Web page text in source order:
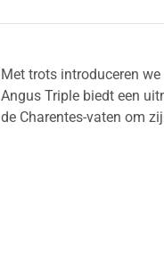
Met trots introduceren
Angus Triple biedt een
de Charentes-vaten om